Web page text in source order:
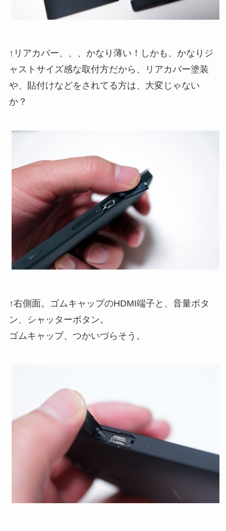
↑リアカバー、、、かなり薄い！しかも、かなりジ
ャストサイズ感な取付方だから、リアカバー塗装
や、貼付けなどをされてる方は、大変じゃない
か？
↑右側面。ゴムキャップのHDMI端子と、音量ボタ
ン、シャッターボタン。
ゴムキャップ、つかいづらそう。